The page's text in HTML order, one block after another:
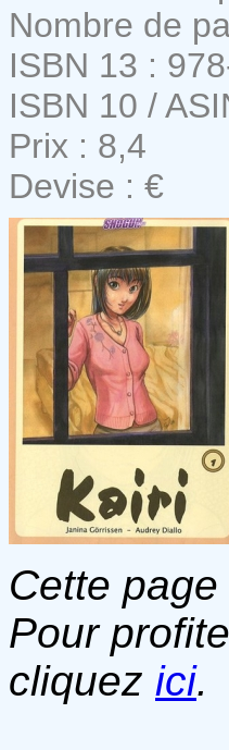
Nombre de
ISBN 13 :
ISBN 10 /
Prix : 8,4
Devise : €
Cette
Pour
cliquez ici.